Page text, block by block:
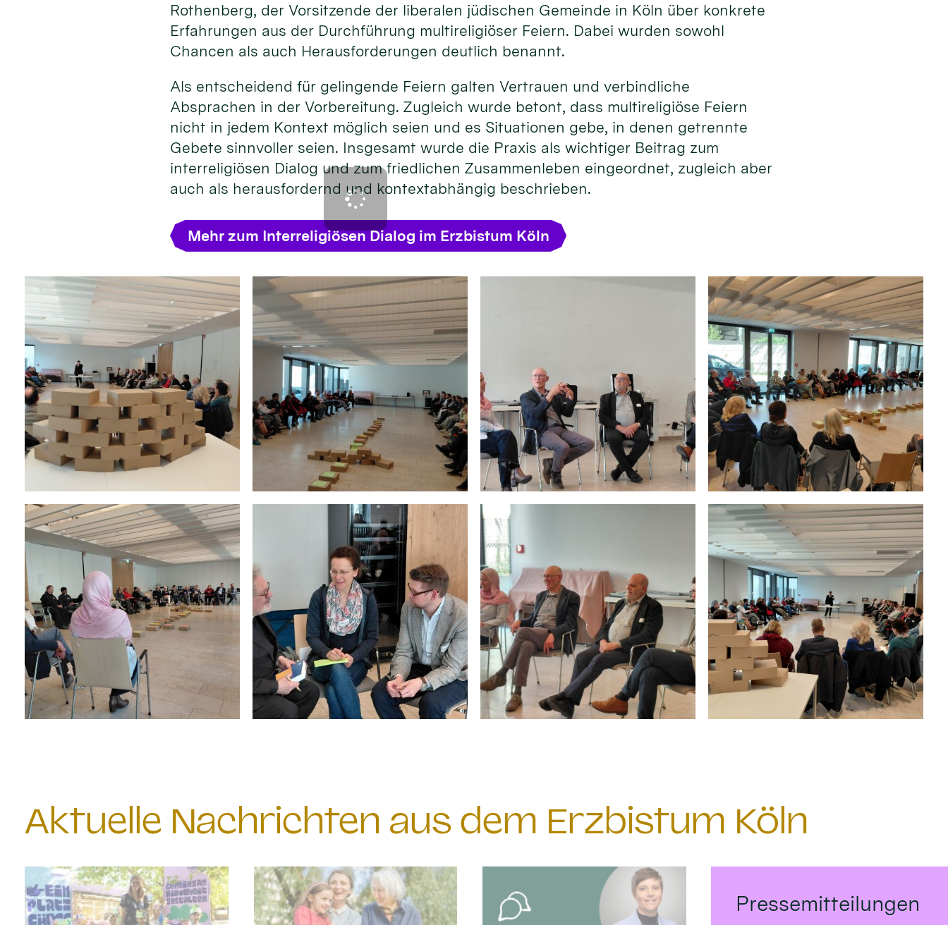
Rothenberg, der Vorsitzende der liberalen jüdischen Gemeinde in Köln über konkrete
Erfahrungen aus der Durchführung multireligiöser Feiern. Dabei wurden sowohl
Chancen als auch Herausforderungen deutlich benannt.
Als entscheidend für gelingende Feiern galten Vertrauen und verbindliche
Absprachen in der Vorbereitung. Zugleich wurde betont, dass multireligiöse Feiern
nicht in jedem Kontext möglich seien und es Situationen gebe, in denen getrennte
Gebete sinnvoller seien. Insgesamt wurde die Praxis als wichtiger Beitrag zum
interreligiösen Dialog und zum friedlichen Zusammenleben eingeordnet, zugleich aber
auch als herausfordernd und kontextabhängig beschrieben.
Mehr zum Interreligiösen Dialog im Erzbistum Köln
Aktuelle Nachrichten aus dem Erzbistum Köln
Pressemitteilungen